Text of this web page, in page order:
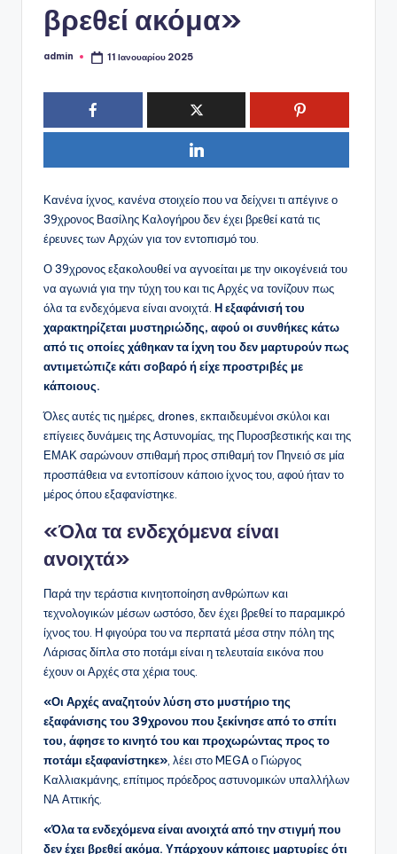
βρεθεί ακόμα»
Συγγραφέας:
admin 11 Ιανουαρίου 2025
Κανένα ίχνος, κανένα στοιχείο που να δείχνει τι απέγινε ο
39χρονος Βασίλης Καλογήρου δεν έχει βρεθεί κατά τις
έρευνες των Αρχών για τον εντοπισμό του.
Ο 39χρονος εξακολουθεί να αγνοείται με την οικογένειά του
να αγωνιά για την τύχη του και τις Αρχές να τονίζουν πως
όλα τα ενδεχόμενα είναι ανοιχτά. Η εξαφάνισή του
χαρακτηρίζεται μυστηριώδης, αφού οι συνθήκες κάτω
από τις οποίες χάθηκαν τα ίχνη του δεν μαρτυρούν πως
αντιμετώπιζε κάτι σοβαρό ή είχε προστριβές με
κάποιους.
Όλες αυτές τις ημέρες, drones, εκπαιδευμένοι σκύλοι και
επίγειες δυνάμεις της Αστυνομίας, της Πυροσβεστικής και της
ΕΜΑΚ σαρώνουν σπιθαμή προς σπιθαμή τον Πηνειό σε μία
προσπάθεια να εντοπίσουν κάποιο ίχνος του, αφού ήταν το
μέρος όπου εξαφανίστηκε.
«Όλα τα ενδεχόμενα είναι
ανοιχτά»
Παρά την τεράστια κινητοποίηση ανθρώπων και
τεχνολογικών μέσων ωστόσο, δεν έχει βρεθεί το παραμικρό
ίχνος του. Η φιγούρα του να περπατά μέσα στην πόλη της
Λάρισας δίπλα στο ποτάμι είναι η τελευταία εικόνα που
έχουν οι Αρχές στα χέρια τους.
«Οι Αρχές αναζητούν λύση στο μυστήριο της
εξαφάνισης του 39χρονου που ξεκίνησε από το σπίτι
του, άφησε το κινητό του και προχωρώντας προς το
ποτάμι εξαφανίστηκε» , λέει στο MEGA ο Γιώργος
Καλλιακμάνης, επίτιμος πρόεδρος αστυνομικών υπαλλήλων
ΝΑ Αττικής.
«Όλα τα ενδεχόμενα είναι ανοιχτά από την στιγμή που
δεν έχει βρεθεί ακόμα. Υπάρχουν κάποιες μαρτυρίες ότι